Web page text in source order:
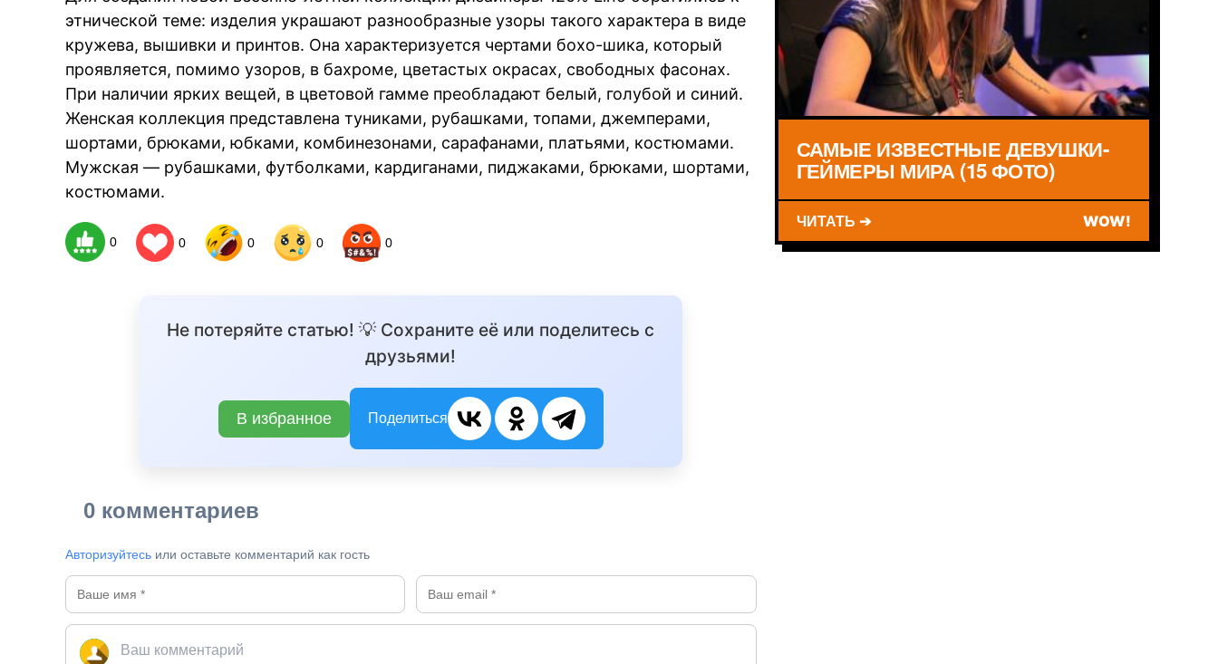
этнической теме: изделия украшают разнообразные узоры такого характера в виде
кружева, вышивки и принтов. Она характеризуется чертами бохо-шика, который
проявляется, помимо узоров, в бахроме, цветастых окрасах, свободных фасонах.
При наличии ярких вещей, в цветовой гамме преобладают белый, голубой и синий.
Женская коллекция представлена туниками, рубашками, топами, джемперами,
шортами, брюками, юбками, комбинезонами, сарафанами, платьями, костюмами.
Мужская — рубашками, футболками, кардиганами, пиджаками, брюками, шортами,
костюмами.
0 0 0 0 0
Не потеряйте статью! 💡 Сохраните её или поделитесь с
друзьями!
В избранное Поделиться
0 комментариев
Авторизуйтесь или оставьте комментарий как гость
САМЫЕ ИЗВЕСТНЫЕ ДЕВУШКИ-
ГЕЙМЕРЫ МИРА (15 ФОТО)
ЧИТАТЬ ➔ WOW!